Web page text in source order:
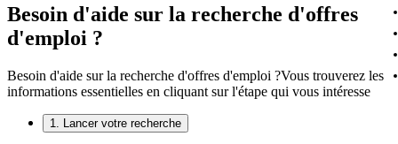
Besoin d'aide sur la recherche d'offres
d'emploi ?
Besoin d'aide sur la recherche d'offres d'emploi ?Vous trouverez les
informations essentielles en cliquant sur l'étape qui vous intéresse
1. Lancer votre recherche